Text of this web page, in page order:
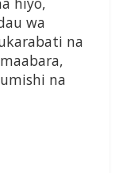
wa
na
na